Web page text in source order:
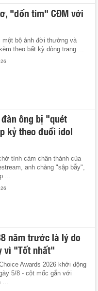
"đốn tim" CĐM với
một bộ ảnh đời thường và
theo bất kỳ dòng trạng ...
ông bị "quét
kỷ theo đuổi idol
tình cảm chân thành của
anh chàng "sập bẫy",
...
năm trước là lý do
vì "Tốt nhất"
Awards 2026 khởi động
5/8 - cột mốc gắn với